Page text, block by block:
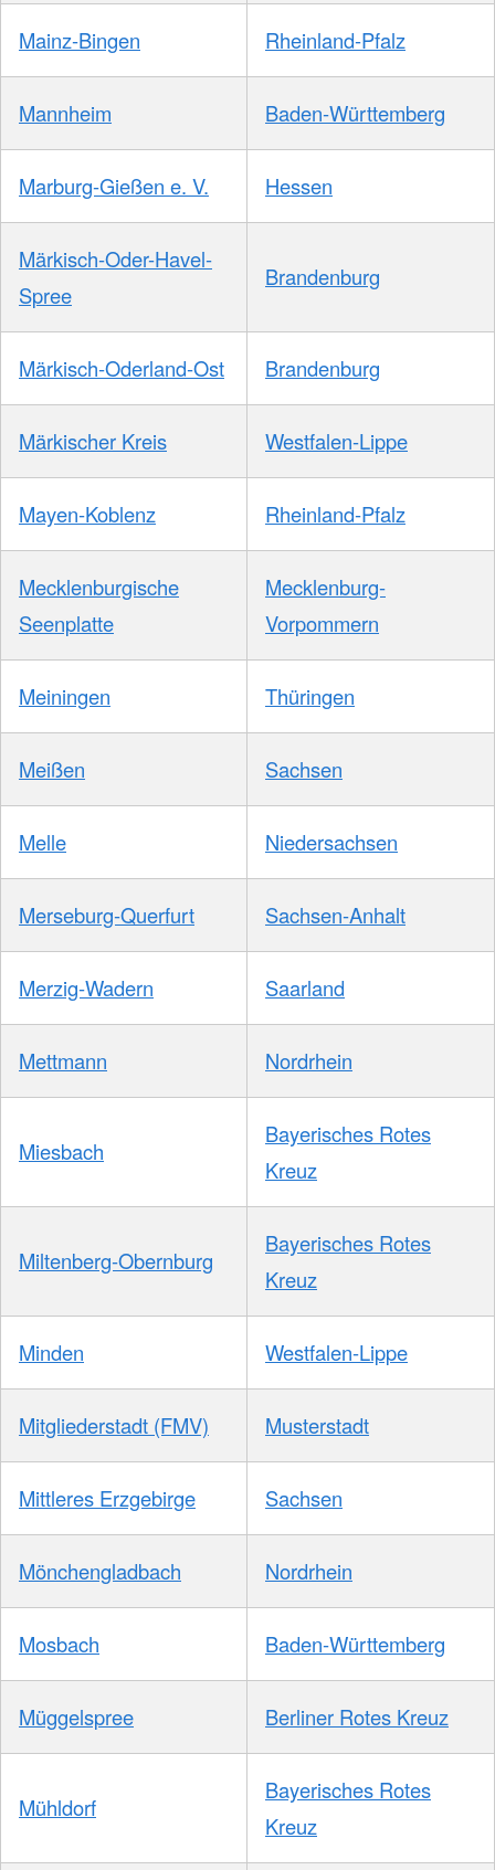
Mainz-Bingen Rheinland-Pfalz
Mannheim Baden-Württemberg
Marburg-Gießen e. V. Hessen
Märkisch-Oder-Havel-
Spree
Brandenburg
Märkisch-Oderland-Ost Brandenburg
Märkischer Kreis Westfalen-Lippe
Mayen-Koblenz Rheinland-Pfalz
Mecklenburgische
Seenplatte
Mecklenburg-
Vorpommern
Meiningen Thüringen
Meißen Sachsen
Melle Niedersachsen
Merseburg-Querfurt Sachsen-Anhalt
Merzig-Wadern Saarland
Mettmann Nordrhein
Miesbach
Bayerisches Rotes
Kreuz
Miltenberg-Obernburg
Bayerisches Rotes
Kreuz
Minden Westfalen-Lippe
Mitgliederstadt (FMV) Musterstadt
Mittleres Erzgebirge Sachsen
Mönchengladbach Nordrhein
Mosbach Baden-Württemberg
Müggelspree Berliner Rotes Kreuz
Mühldorf
Bayerisches Rotes
Kreuz